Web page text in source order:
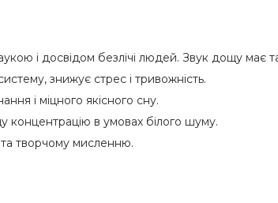
і досвідом безлічі людей. Звук дощу має
знижує стрес і тривожність.
і міцного якісного сну.
концентрацію в умовах білого шуму.
творчому мисленню.